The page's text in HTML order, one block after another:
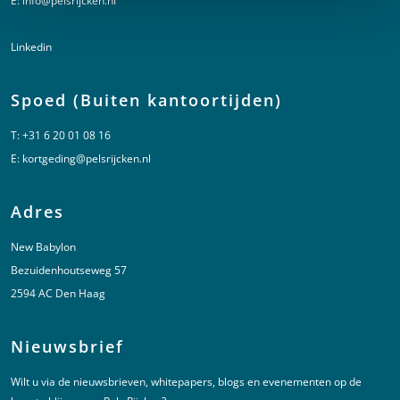
Linkedin
Spoed (Buiten kantoortijden)
T:+31 6 20 01 08 16
E: kortgeding@pelsrijcken.nl
Adres
New Babylon
Bezuidenhoutseweg 57
2594 AC Den Haag
Nieuwsbrief
Wilt u via de nieuwsbrieven, whitepapers, blogs en evenementen op de